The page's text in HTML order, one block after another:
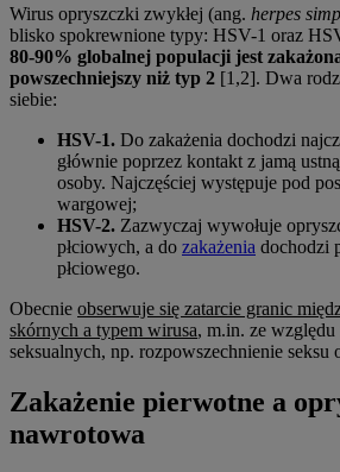
Wirus opryszczki zwykłej (ang. herpes
blisko spokrewnione typy: HSV-1 oraz
80-90% globalnej populacji jest
powszechniejszy niż typ 2 [1,2]. Dwa
siebie:
HSV-1. Do zakażenia dochodzi
głównie poprzez kontakt z jamą
osoby. Najczęściej występuje pod
wargowej;
HSV-2. Zazwyczaj wywołuje
płciowych, a do zakażenia dochodzi
płciowego.
Obecnie obserwuje się zatarcie granic
skórnych a typem wirusa, m.in. ze
seksualnych, np. rozpowszechnienie seksu
Zakażenie pierwotne a
nawrotowa